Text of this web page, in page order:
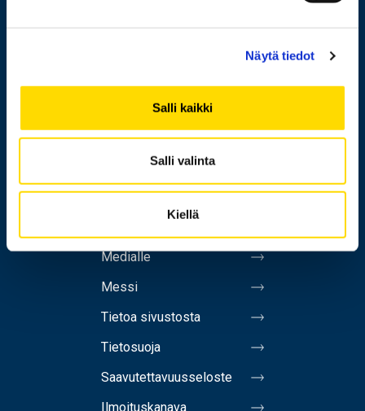
Näytä tiedot
Salli kaikki
Salli valinta
Kiellä
Yhteistyö
Yliopisto
Henkilöhaku
Yhteystiedot
Medialle
Messi
Tietoa sivustosta
Tietosuoja
Saavutettavuusseloste
Ilmoituskanava